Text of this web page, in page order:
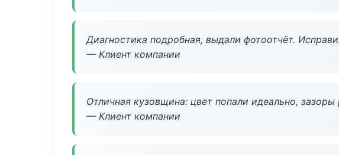
Диагностика подробная, выдали фотоотчёт.
— Клиент компании
Отличная кузовщина: цвет попали идеально,
— Клиент компании